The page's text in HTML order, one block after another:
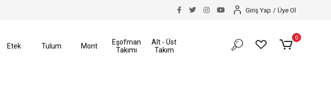
Size Özel İndirimler Tüm Alışverişlerinizde
Giriş Yap / Üye Ol
Etek Tulum Mont
Eşofman
Takımı
Alt - Üst
Takım
0